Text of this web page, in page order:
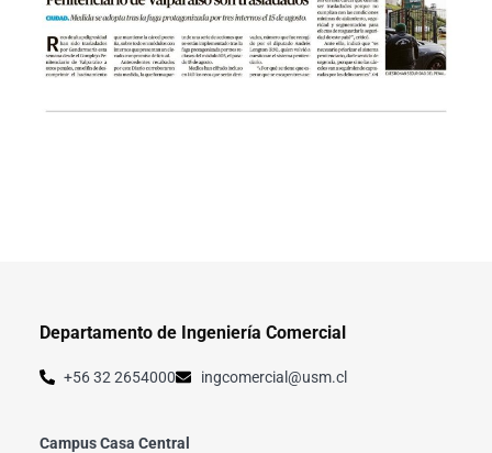
Departamento de Ingeniería Comercial
+56 32 2654000 ingcomercial@usm.cl
Campus Casa Central